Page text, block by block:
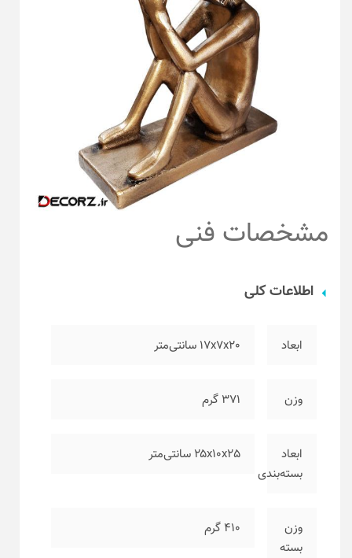
مشخصات فنی
اطلاعات کلی
ابعاد ۱۷x7x20 سانتی‌متر
وزن ۳۷۱ گرم
ابعاد
بسته‌بندی
۲۵x10x25 سانتی‌متر
وزن
بسته
۴۱۰ گرم